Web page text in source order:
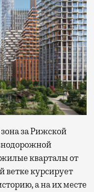
за Рижской
жилые кварталы от
ветке курсирует
а на их месте